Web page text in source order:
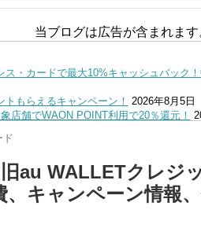
当ブログは広告が含まれます
ス・カードで最大10%キャッシュバック
もらえるキャンペーン！ 2026年8月5日
店舗でWAON POINT利用で20％還元！
司、ココス、オリーブの丘などでVポイ
の振込で最大10,000円あたる抽選キャ
を10万円以上増加で最大10億dポイント山
ド
au WALLETクレジ
、キャンペーン情報